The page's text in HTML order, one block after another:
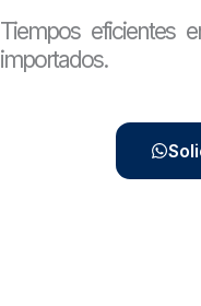
Tiempos eficientes
importados.